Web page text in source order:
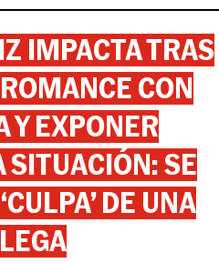
IMPACTA TRAS
CON
Y EXPONER
SITUACIÓN: SE
DE UNA